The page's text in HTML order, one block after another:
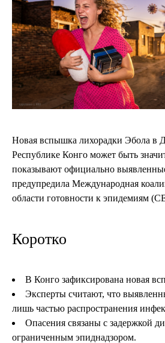
Новая вспышка лихорадки Эбола в
Республике Конго может быть
показывают официально
предупредила Международная
области готовности к эпидемиям
Коротко
В Конго зафиксирована новая
Эксперты считают, что
лишь частью распространения
Опасения связаны с задержкой
ограниченным эпиднадзором.